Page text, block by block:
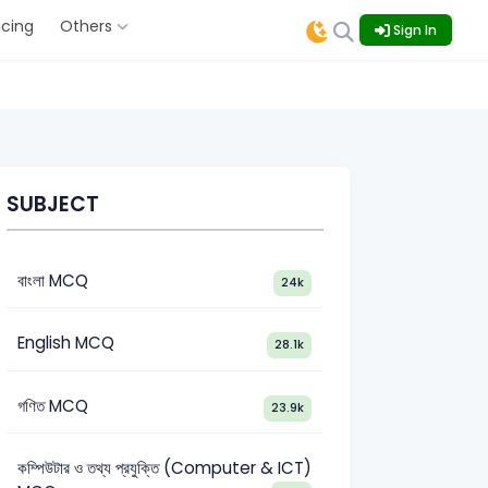
Others Sign In
SUBJECT
বাংলা MCQ 24k
English MCQ 28.1k
গণিত MCQ 23.9k
কম্পিউটার ও তথ্য প্রযুক্তি (Computer & ICT)